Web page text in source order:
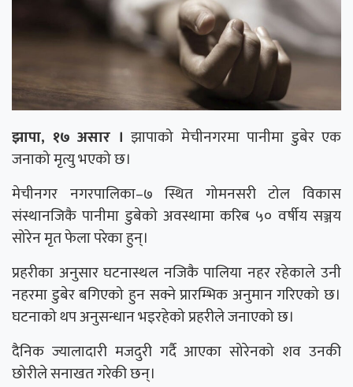
झापा, १७ असार । झापाको मेचीनगरमा पानीमा डुबेर एक
जनाको मृत्यु भएको छ।
मेचीनगर नगरपालिका–७ स्थित गोमनसरी टोल विकास
संस्थानजिकै पानीमा डुबेको अवस्थामा करिब ५० वर्षीय सञ्जय
सोरेन मृत फेला परेका हुन्।
प्रहरीका अनुसार घटनास्थल नजिकै पालिया नहर रहेकाले उनी
नहरमा डुबेर बगिएको हुन सक्ने प्रारम्भिक अनुमान गरिएको छ।
घटनाको थप अनुसन्धान भइरहेको प्रहरीले जनाएको छ।
दैनिक ज्यालादारी मजदुरी गर्दै आएका सोरेनको शव उनकी
छोरीले सनाखत गरेकी छन्।